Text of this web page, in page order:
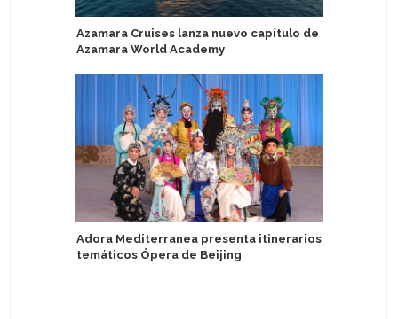
Azamara Cruises lanza nuevo capítulo de
Azamara World Academy
Adora Mediterranea presenta itinerarios
temáticos Ópera de Beijing